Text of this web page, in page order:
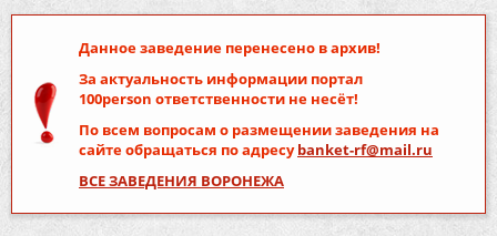
Данное заведение перенесено в архив!
За актуальность информации портал
100person ответственности не несёт!
По всем вопросам о размещении заведения на
сайте обращаться по адресуbanket-rf@mail.ru
ВСЕ ЗАВЕДЕНИЯ ВОРОНЕЖА